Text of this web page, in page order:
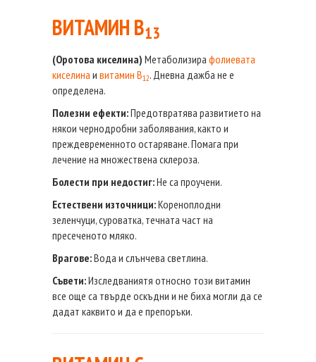
ВИТАМИН B13
(Оротова киселина) Метаболизира фолиевата
киселина и витамин В12. Дневна дажба не е
определена.
Полезни ефекти:Предотвратява развитието на
някои чернодробни заболявания, както и
преждевременното остаряване. Помага при
лечение на множествена склероза.
Болести при недостиг:Не са проучени.
Естествени източници:Кореноплодни
зеленчуци, суроватка, течната част на
пресеченото мляко.
Врагове:Вода и слънчева светлина.
Съвети:Изследваниятя относно този витамин
все още са твърде оскъдни и не биха могли да се
дадат каквито и да е препоръки.